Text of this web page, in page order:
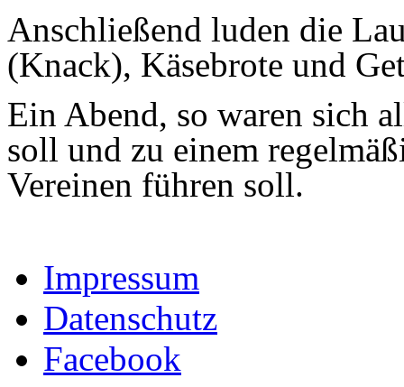
Anschließend luden die
(Knack), Käsebrote und
Ein Abend, so waren sich
soll und zu einem
Vereinen führen soll.
Impressum
Datenschutz
Facebook